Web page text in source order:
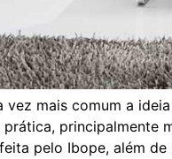
vez mais comum a
prática, principalmente
pelo Ibope, além